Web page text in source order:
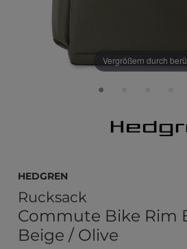
Vergrößern durch
Hedgren
Rucksack
Commute Bike Rim
Beige / Olive